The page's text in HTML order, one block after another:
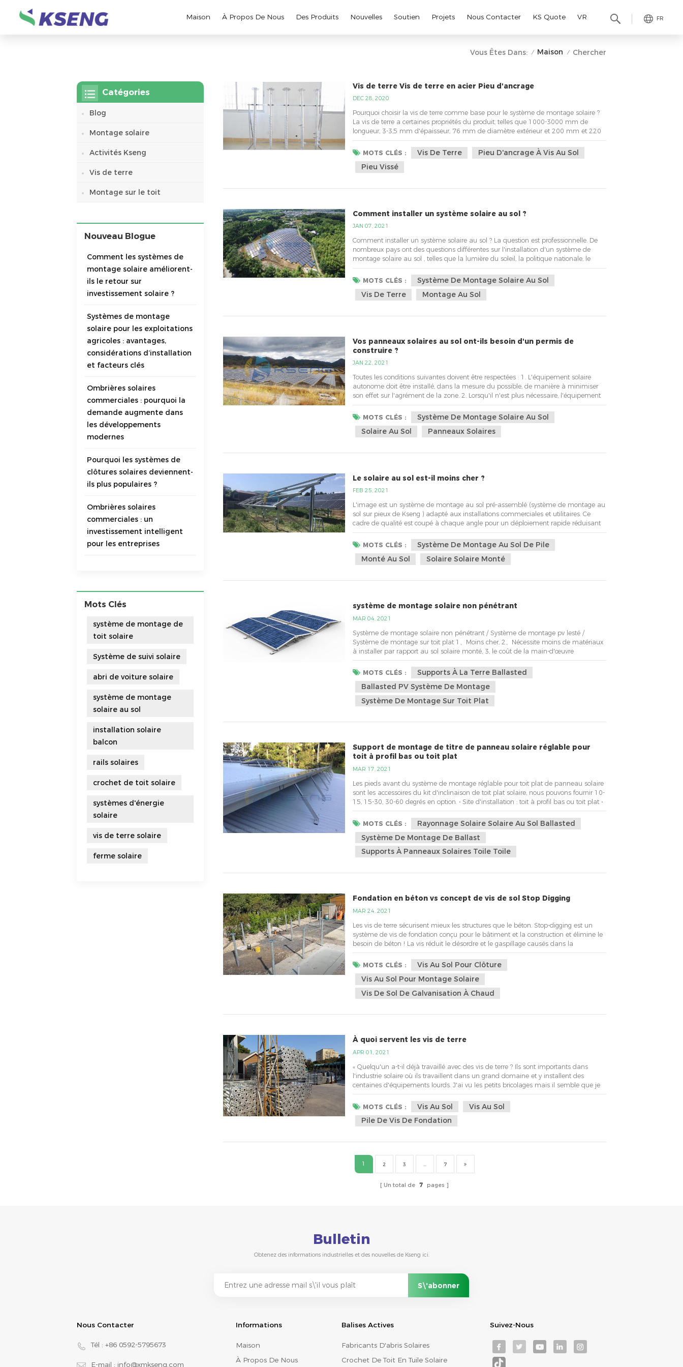
FR
Maison À Propos De Nous Des Produits Nouvelles Soutien Projets Nous Contacter KS Quote VR
Vous Êtes Dans: / Maison / Chercher
Vis de terre Vis de terre en acier Pieu d'ancrage
DEC 28, 2020
Pourquoi choisir la vis de terre comme base pour le système de montage solaire ?
La vis de terre a certaines propriétés du produit, telles que 1000-3000 mm de
longueur, 3-3,5 mm d'épaisseur, 76 mm de diamètre extérieur et 200 mm et 220
mm de diamètre de bride, etc. Les vis de terre se comparent à d'autres fondations
(béton), elles peuvent être installées rapidement, solides, légères, peu coûteux, ...
MOTS CLÉS : Vis De Terre
Pieu D'ancrage À Vis Au Sol
Pieu Vissé
Comment installer un système solaire au sol ?
JAN 07, 2021
Comment installer un système solaire au sol ? La question est professionnelle. De
nombreux pays ont des questions différentes sur l'installation d'un système de
montage solaire au sol , telles que la lumière du soleil, la politique nationale, le
transport, les différentes altitudes, le sol, etc. Il existe des solutions solaires au sol
pour tout type de sol. Avec des altitudes, des nappes phréatiqu...
MOTS CLÉS :
Système De Montage Solaire Au Sol
Vis De Terre
Montage Au Sol
Vos panneaux solaires au sol ont-ils besoin d'un permis de
construire ?
JAN 22, 2021
Toutes les conditions suivantes doivent être respectées : 1. L'équipement solaire
autonome doit être installé, dans la mesure du possible, de manière à minimiser
son effet sur l'agrément de la zone. 2. Lorsqu'il n'est plus nécessaire, l'équipement
doit être retiré dès que raisonnablement possible. 3.En termes de système de
montage solaire au sol , les nouvelles conditions de planification signifie...
MOTS CLÉS :
Système De Montage Solaire Au Sol
Solaire Au Sol
Panneaux Solaires
Le solaire au sol est-il moins cher ?
FEB 25, 2021
L'image est un système de montage au sol pré-assemblé (système de montage au
sol sur pieux de Kseng ) adapté aux installations commerciales et utilitaires. Ce
cadre de qualité est coupé à chaque angle pour un déploiement rapide réduisant
les coûts de main-d'œuvre. Il a été conçu avec un profil de poteau unique qui
permet de réduire l'encastrement et donc d'économiser du matériel et de la main-
MOTS CLÉS :
Système De Montage Au Sol De Pile
Monté Au Sol
Solaire Solaire Monté
système de montage solaire non pénétrant
MAR 04, 2021
Système de montage solaire non pénétrant / Système de montage pv lesté /
Système de montage sur toit plat 1、Moins cher, 2、Nécessite moins de matériaux
à installer par rapport au sol solaire monté, 3, le coût de la main-d'œuvre
d'installation est inférieur, 4、Utilise l'espace inutilisé, 5、Plus facile à autoriser 6、
Nettoyage pratique du panneau Pourquoi de plus en plus de clients installent des
MOTS CLÉS :
Supports À La Terre Ballasted
Ballasted PV Système De Montage
Système De Montage Sur Toit Plat
Support de montage de titre de panneau solaire réglable pour
toit à profil bas ou toit plat
MAR 17, 2021
Les pieds avant du système de montage réglable pour toit plat de panneau solaire
sont les accessoires du kit d'inclinaison de toit plat solaire, nous pouvons fournir 10-
15, 15-30, 30-60 degrés en option. • Site d'installation : toit à profil bas ou toit plat •
Angle d'inclinaison : 10 à 60 degrés • Vitesse maximale du vent : 60 m/s • Charge
de neige : 1,4 kn/m2 • Norme : AS/NZS 1170 • Certificatio...
MOTS CLÉS :
Rayonnage Solaire Solaire Au Sol Ballasted
Système De Montage De Ballast
Supports À Panneaux Solaires Toile Toile
Fondation en béton vs concept de vis de sol Stop Digging
MAR 24, 2021
Les vis de terre sécurisent mieux les structures que le béton. Stop-digging est un
système de vis de fondation conçu pour le bâtiment et la construction et élimine le
besoin de béton ! La vis réduit le désordre et le gaspillage causés dans la
construction et le nombre d'heures de travail nécessaires pour les semelles
traditionnelles. Ils ne traverseront pas le substratum rocheux, mais traverseront...
MOTS CLÉS :
Vis Au Sol Pour Clôture
Vis Au Sol Pour Montage Solaire
Vis De Sol De Galvanisation À Chaud
À quoi servent les vis de terre
APR 01, 2021
« Quelqu'un a-t-il déjà travaillé avec des vis de terre ? Ils sont importants dans
l'industrie solaire où ils travaillent dans un grand domaine et y installent des
centaines d'équipements lourds. J'ai vu les petits bricolages mais il semble que je
voudrais descendre sous la ligne de gel (36" ici). "Je cherche à construire une
cabane dans les arbres sans arbre. Une colonne verticale, probablement u...
MOTS CLÉS : Vis Au Sol
Vis Au Sol
Pile De Vis De Fondation
1 2 3 7
Un total de 7 pages
Catégories
Blog
Montage solaire
Activités Kseng
Vis de terre
Montage sur le toit
Nouveau Blogue
Comment les systèmes de
montage solaire améliorent-
ils le retour sur
investissement solaire ?
Systèmes de montage
solaire pour les exploitations
agricoles : avantages,
considérations d’installation
et facteurs clés
Ombrières solaires
commerciales : pourquoi la
demande augmente dans
les développements
modernes
Pourquoi les systèmes de
clôtures solaires deviennent-
ils plus populaires ?
Ombrières solaires
commerciales : un
investissement intelligent
pour les entreprises
Mots Clés
système de montage de
toit solaire
Système de suivi solaire
abri de voiture solaire
système de montage
solaire au sol
installation solaire
balcon
rails solaires
crochet de toit solaire
systèmes d'énergie
solaire
vis de terre solaire
ferme solaire
Bulletin
Obtenez des informations industrielles et des nouvelles de Kseng ici.
Nous Contacter
Tél : +86 0592-5795673
E-mail : info@xmkseng.com
Informations
Maison
À Propos De Nous
Balises Actives
Fabricants D'abris Solaires
Crochet De Toit En Tuile Solaire
Suivez-Nous